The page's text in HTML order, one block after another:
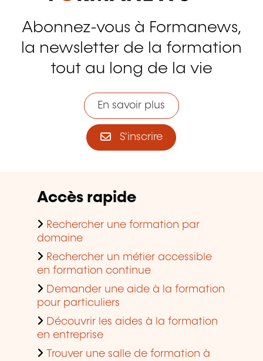
Abonnez-vous à Formanews,
la newsletter de la formation
tout au long de la vie
En savoir plus
S'inscrire
Accès rapide
Rechercher une formation par
domaine
Rechercher un métier accessible
en formation continue
Demander une aide à la formation
pour particuliers
Découvrir les aides à la formation
en entreprise
Trouver une salle de formation à